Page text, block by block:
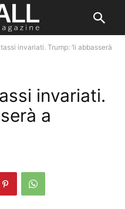
invariati. Trump: ‘li abbasserà
invariati.
a